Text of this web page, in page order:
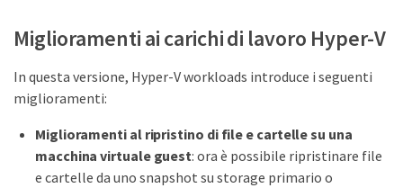
Miglioramenti ai carichi di lavoro Hyper-V
In questa versione, Hyper-V workloads introduce i seguenti
miglioramenti:
Miglioramenti al ripristino di file e cartelle su una
macchina virtuale guest: ora è possibile ripristinare file
e cartelle da uno snapshot su storage primario o